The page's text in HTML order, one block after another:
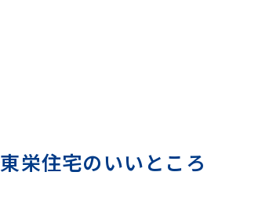
東栄住宅のいいところ